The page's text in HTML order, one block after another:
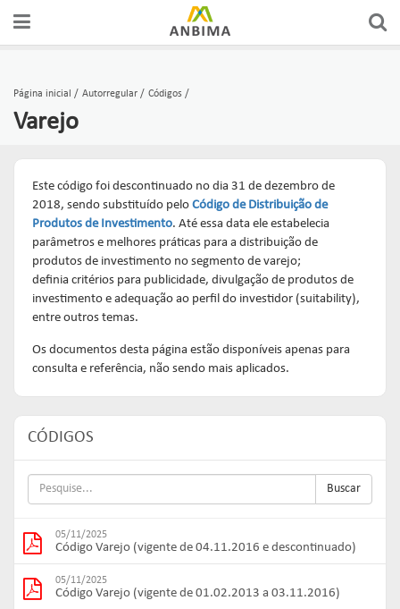
Página inicial Autorregular Códigos
Varejo
Este código foi descontinuado no dia 31 de dezembro de
2018, sendo substituído pelo Código de Distribuição de
Produtos de Investimento. Até essa data ele estabelecia
parâmetros e melhores práticas para a distribuição de
produtos de investimento no segmento de varejo;
definia critérios para publicidade, divulgação de produtos de
investimento e adequação ao perfil do investidor (suitability),
entre outros temas.
Os documentos desta página estão disponíveis apenas para
consulta e referência, não sendo mais aplicados.
CÓDIGOS
Buscar
05/11/2025
Código Varejo (vigente de 04.11.2016 e descontinuado)
05/11/2025
Código Varejo (vigente de 01.02.2013 a 03.11.2016)